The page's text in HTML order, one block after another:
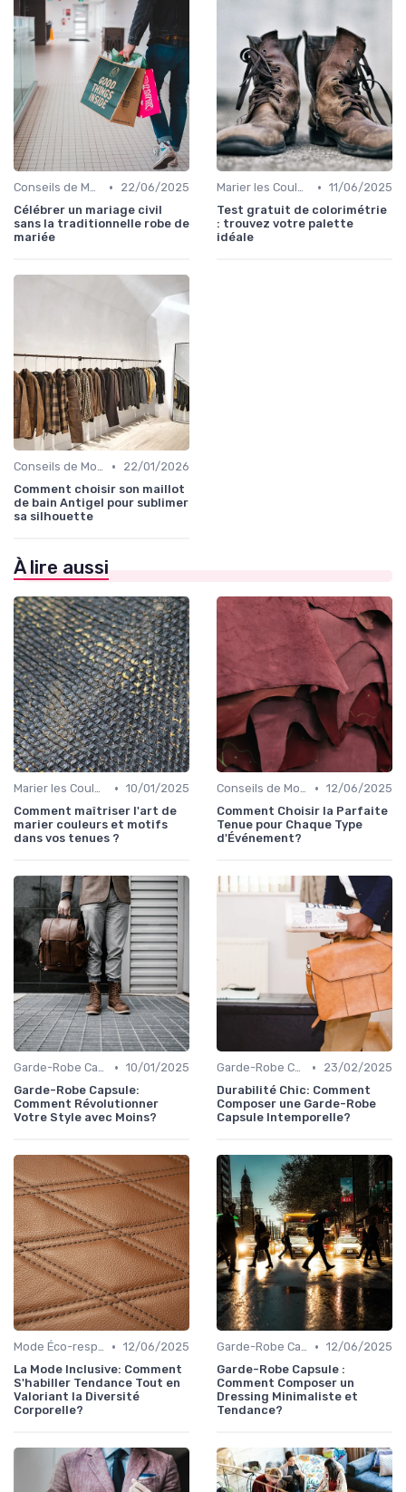
Conseils de Mode pour Toutes les Occasions •
22/06/2025
Célébrer un mariage civil
sans la traditionnelle robe de
mariée
Marier les Couleurs et les Motifs • 11/06/2025
Test gratuit de colorimétrie
: trouvez votre palette
idéale
Conseils de Mode pour Toutes les Occasions •
22/01/2026
Comment choisir son maillot
de bain Antigel pour sublimer
sa silhouette
À lire aussi
Marier les Couleurs et les Motifs • 10/01/2025
Comment maîtriser l'art de
marier couleurs et motifs
dans vos tenues ?
Conseils de Mode pour Toutes les Occasions • 12/06/2025
Comment Choisir la Parfaite
Tenue pour Chaque Type
d'Événement?
Garde-Robe Capsule • 10/01/2025
Garde-Robe Capsule:
Comment Révolutionner
Votre Style avec Moins?
Garde-Robe Capsule •
23/02/2025
Durabilité Chic: Comment
Composer une Garde-Robe
Capsule Intemporelle?
Mode Éco-responsable • 12/06/2025
La Mode Inclusive: Comment
S'habiller Tendance Tout en
Valoriant la Diversité
Corporelle?
Garde-Robe Capsule • 12/06/2025
Garde-Robe Capsule :
Comment Composer un
Dressing Minimaliste et
Tendance?